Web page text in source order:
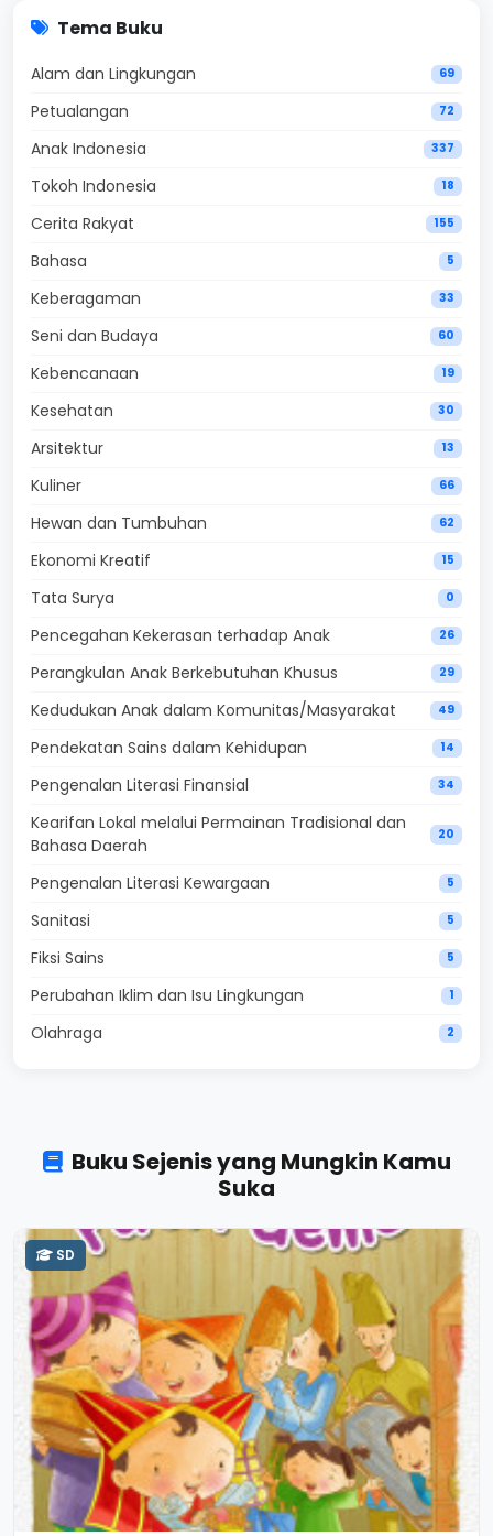
Tema Buku
Alam dan Lingkungan 69
Petualangan 72
Anak Indonesia 337
Tokoh Indonesia 18
Cerita Rakyat 155
Bahasa 5
Keberagaman 33
Seni dan Budaya 60
Kebencanaan 19
Kesehatan 30
Arsitektur 13
Kuliner 66
Hewan dan Tumbuhan 62
Ekonomi Kreatif 15
Tata Surya 0
Pencegahan Kekerasan terhadap Anak 26
Perangkulan Anak Berkebutuhan Khusus 29
Kedudukan Anak dalam Komunitas/Masyarakat 49
Pendekatan Sains dalam Kehidupan 14
Pengenalan Literasi Finansial 34
Kearifan Lokal melalui Permainan Tradisional dan
Bahasa Daerah
20
Pengenalan Literasi Kewargaan 5
Sanitasi 5
Fiksi Sains 5
Perubahan Iklim dan Isu Lingkungan 1
Olahraga 2
Buku Sejenis yang Mungkin Kamu
Suka
SD